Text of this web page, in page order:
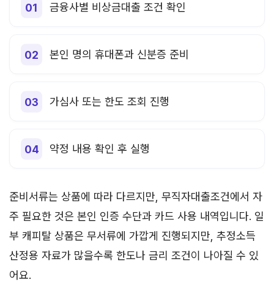
금융사별 비상금대출 조건 확인
본인 명의 휴대폰과 신분증 준비
가심사 또는 한도 조회 진행
약정 내용 확인 후 실행
준비서류는 상품에 따라 다르지만, 무직자대출조건에서 자
주 필요한 것은 본인 인증 수단과 카드 사용 내역입니다. 일
부 캐피탈 상품은 무서류에 가깝게 진행되지만, 추정소득
산정용 자료가 많을수록 한도나 금리 조건이 나아질 수 있
어요.